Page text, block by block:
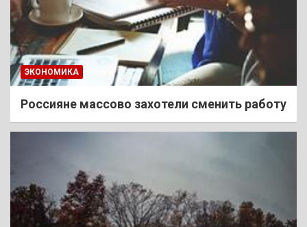
ЭКОНОМИКА
Россияне массово захотели сменить работу